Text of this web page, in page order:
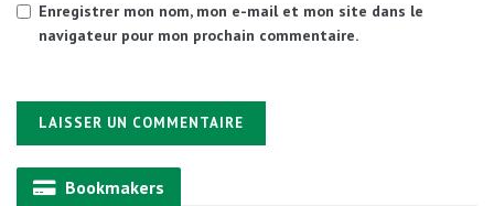
Enregistrer mon nom, mon e-mail et mon site dans le
navigateur pour mon prochain commentaire.
Alternative:Bookmakers